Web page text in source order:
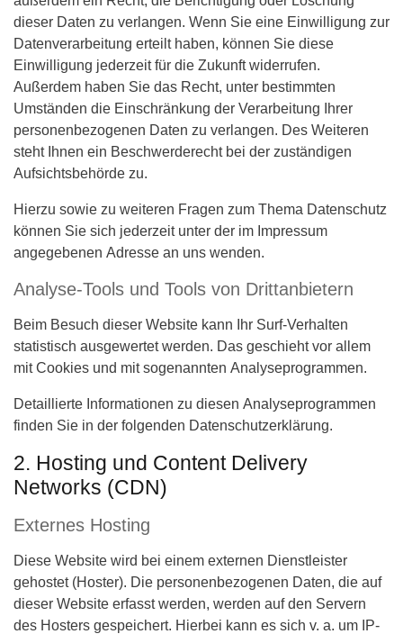
dieser Daten zu verlangen. Wenn Sie eine Einwilligung zur
Datenverarbeitung erteilt haben, können Sie diese
Einwilligung jederzeit für die Zukunft widerrufen.
Außerdem haben Sie das Recht, unter bestimmten
Umständen die Einschränkung der Verarbeitung Ihrer
personenbezogenen Daten zu verlangen. Des Weiteren
steht Ihnen ein Beschwerderecht bei der zuständigen
Aufsichtsbehörde zu.
Hierzu sowie zu weiteren Fragen zum Thema Datenschutz
können Sie sich jederzeit unter der im Impressum
angegebenen Adresse an uns wenden.
Analyse-Tools und Tools von Drittanbietern
Beim Besuch dieser Website kann Ihr Surf-Verhalten
statistisch ausgewertet werden. Das geschieht vor allem
mit Cookies und mit sogenannten Analyseprogrammen.
Detaillierte Informationen zu diesen Analyseprogrammen
finden Sie in der folgenden Datenschutzerklärung.
2. Hosting und Content Delivery
Networks (CDN)
Externes Hosting
Diese Website wird bei einem externen Dienstleister
gehostet (Hoster). Die personenbezogenen Daten, die auf
dieser Website erfasst werden, werden auf den Servern
des Hosters gespeichert. Hierbei kann es sich v. a. um IP-